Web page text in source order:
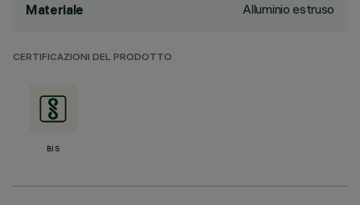
Materiale Alluminio estruso
CERTIFICAZIONI DEL PRODOTTO
BIS